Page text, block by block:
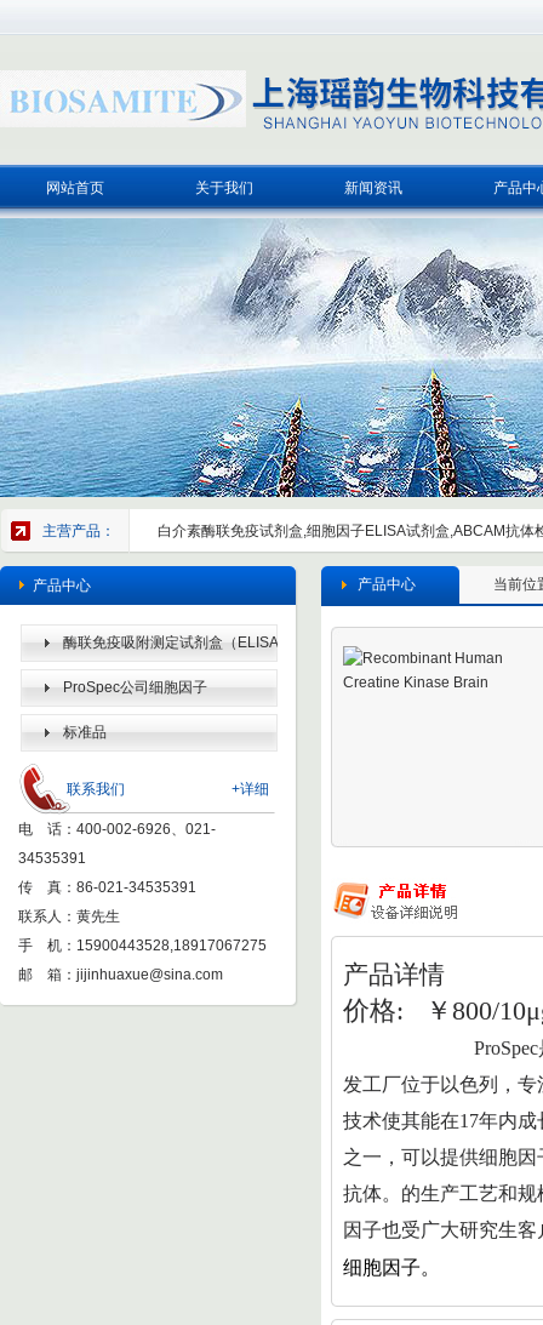
网站首页 关于我们 新闻资讯 产品中
主营产品： 白介素酶联免疫试剂盒,细胞因子ELISA试剂盒,ABCAM抗体
产品中心
酶联免疫吸附测定试剂盒（ELISA
KIT） ProSpec公司细胞因子
标准品
+详细
联系我们
电 话：400-002-6926、021-
34535391
传 真：86-021-34535391
联系人：黄先生
手 机：15900443528,18917067275
邮 箱： jijinhuaxue@sina.com
当前位
产品中心
产品详情
价格: ￥800/
ProSpec
发工厂位于以色列，
技术使其能在17年内
之一，可以提供细胞
抗体。的生产工艺和
因子也受广大研究生
细胞因子。